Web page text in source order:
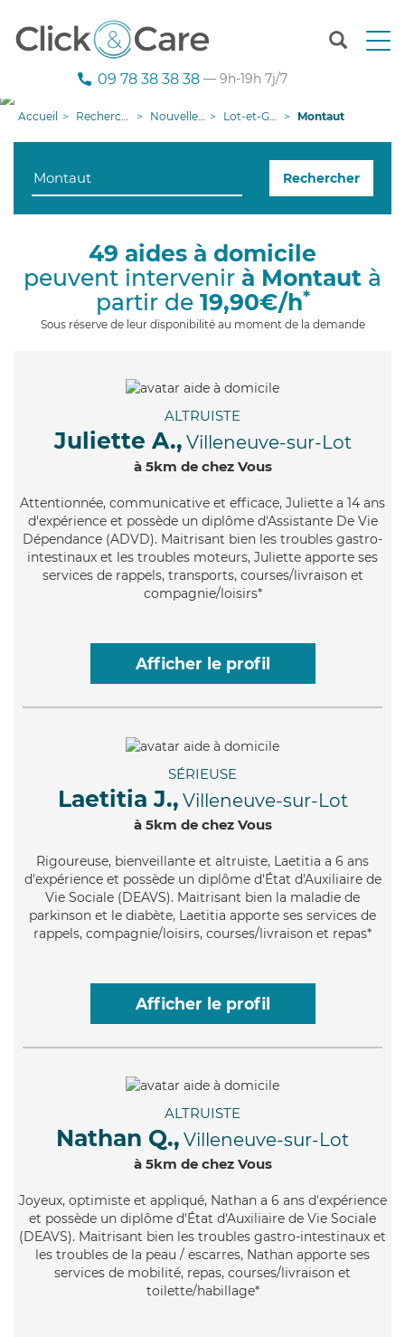
T
n
g
i
09 78 38 38 38 — 9h-19h 7j/7
Accueil Recherche aide à domicile Nouvelle-Aquitaine Lot-et-Garonne Montaut
Rechercher
49 aides à domicile
peuvent intervenir à Montaut à
partir de 19,90€/h*
Sous réserve de leur disponibilité au moment de la demande
ALTRUISTE
Juliette A., Villeneuve-sur-Lot
à 5km de chez Vous
Attentionnée, communicative et efficace, Juliette a 14 ans
d'expérience et possède un diplôme d'Assistante De Vie
Dépendance (ADVD). Maitrisant bien les troubles gastro-
intestinaux et les troubles moteurs, Juliette apporte ses
services de rappels, transports, courses/livraison et
compagnie/loisirs*
Afficher le profil
SÉRIEUSE
Laetitia J., Villeneuve-sur-Lot
à 5km de chez Vous
Rigoureuse, bienveillante et altruiste, Laetitia a 6 ans
d'expérience et possède un diplôme d'État d'Auxiliaire de
Vie Sociale (DEAVS). Maitrisant bien la maladie de
parkinson et le diabète, Laetitia apporte ses services de
rappels, compagnie/loisirs, courses/livraison et repas*
Afficher le profil
ALTRUISTE
Nathan Q., Villeneuve-sur-Lot
à 5km de chez Vous
Joyeux, optimiste et appliqué, Nathan a 6 ans d'expérience
et possède un diplôme d'État d'Auxiliaire de Vie Sociale
(DEAVS). Maitrisant bien les troubles gastro-intestinaux et
les troubles de la peau / escarres, Nathan apporte ses
services de mobilité, repas, courses/livraison et
toilette/habillage*